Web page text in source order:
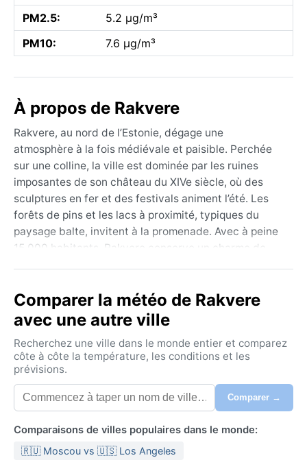
PM2.5:
5.2 µg/m³
PM10:
7.6 µg/m³
À propos de Rakvere
Rakvere, au nord de l’Estonie, dégage une
atmosphère à la fois médiévale et paisible. Perchée
sur une colline, la ville est dominée par les ruines
imposantes de son château du XIVe siècle, où des
sculptures en fer et des festivals animent l’été. Les
forêts de pins et les lacs à proximité, typiques du
paysage balte, invitent à la promenade. Avec à peine
15 000 habitants, Rakvere conserve un charme de
cafés.
Son climat, classé Dfb (continental humide à été
tempéré), offre des saisons contrastées. Les étés
sont doux et agréables, avec des températures
moyennes autour de 17 °C, mais les vagues de
chaleur peuvent atteindre 30 °C. L’humidité est
modérée, les précipitations réparties sur l’année, avec
froids et neigeux, la température plongeant souvent
sous –10 °C, et le soleil se fait rare. Pour voyager, il
Comparer la météo de Rakvere
avec une autre ville
Recherchez une ville dans le monde entier et comparez
côte à côte la température, les conditions et les
prévisions.
Comparer →
Comparaisons de villes populaires dans le monde:
🇷🇺 Moscou vs 🇺🇸 Los Angeles